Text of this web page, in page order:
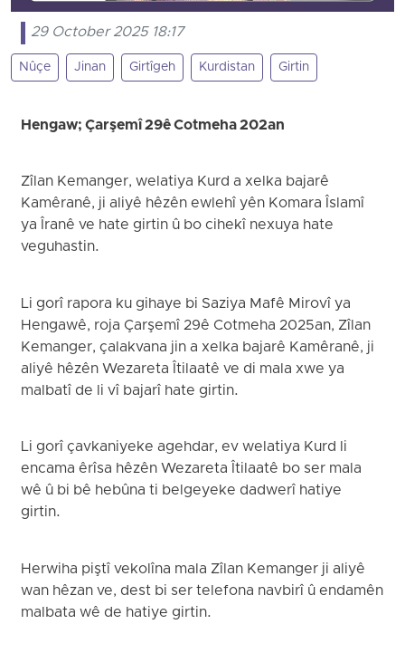
29 October 2025 18:17
Nûçe Jinan Girtîgeh Kurdistan Girtin
Hengaw; Çarşemî 29ê Cotmeha 202an
Zîlan Kemanger, welatiya Kurd a xelka bajarê
Kamêranê, ji aliyê hêzên ewlehî yên Komara Îslamî
ya Îranê ve hate girtin û bo cihekî nexuya hate
veguhastin.
Li gorî rapora ku gihaye bi Saziya Mafê Mirovî ya
Hengawê, roja Çarşemî 29ê Cotmeha 2025an, Zîlan
Kemanger, çalakvana jin a xelka bajarê Kamêranê, ji
aliyê hêzên Wezareta Îtilaatê ve di mala xwe ya
malbatî de li vî bajarî hate girtin.
Li gorî çavkaniyeke agehdar, ev welatiya Kurd li
encama êrîsa hêzên Wezareta Îtilaatê bo ser mala
wê û bi bê hebûna ti belgeyeke dadwerî hatiye
girtin.
Herwiha piştî vekolîna mala Zîlan Kemanger ji aliyê
wan hêzan ve, dest bi ser telefona navbirî û endamên
malbata wê de hatiye girtin.